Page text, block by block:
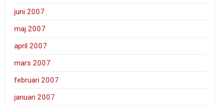
juni 2007
maj 2007
april 2007
mars 2007
februari 2007
januari 2007